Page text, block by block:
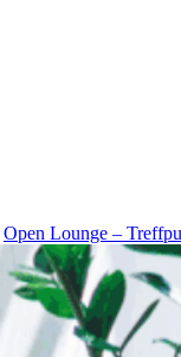
Open Lounge –